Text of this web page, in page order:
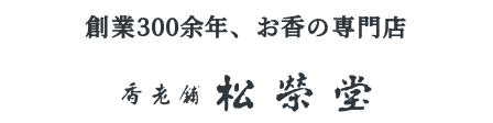
創業300余年、お香の専門店